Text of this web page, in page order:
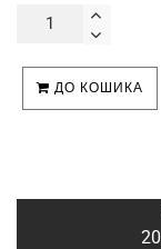
ДО КОШИКА
20